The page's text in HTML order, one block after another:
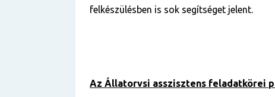
felkészülésben is sok segítséget jelent.
Az Állatorvsi asszisztens feladatkörei